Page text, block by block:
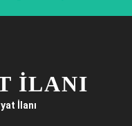
İLANI
İlanı